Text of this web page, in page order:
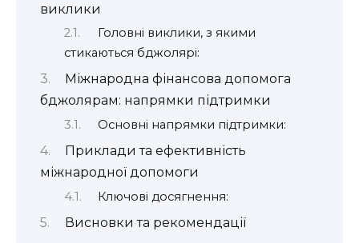
виклики
Головні виклики, з якими
стикаються бджолярі:
Міжнародна фінансова допомога
бджолярам: напрямки підтримки
Основні напрямки підтримки:
Приклади та ефективність
міжнародної допомоги
Ключові досягнення:
Висновки та рекомендації